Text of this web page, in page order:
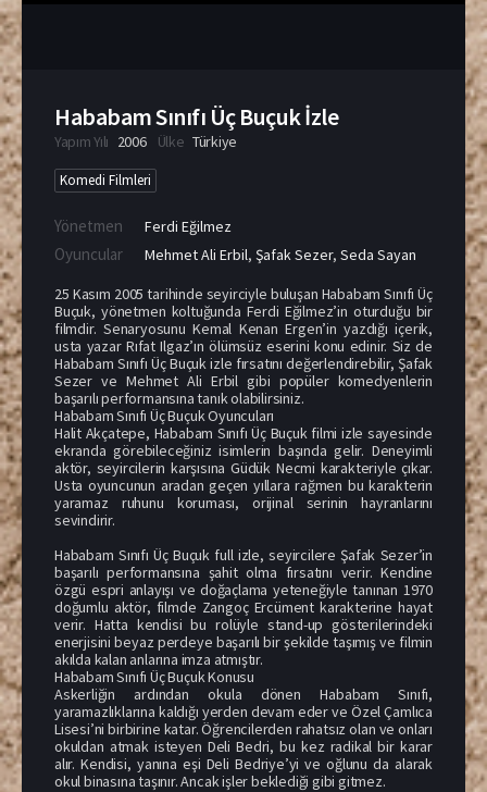
Hababam Sınıfı Üç Buçuk İzle
Yapım Yılı 2006 Ülke Türkiye
Komedi Filmleri
Yönetmen Ferdi Eğilmez
Oyuncular Mehmet Ali Erbil, Şafak Sezer, Seda Sayan
25 Kasım 2005 tarihinde seyirciyle buluşan Hababam Sınıfı Üç
Buçuk, yönetmen koltuğunda Ferdi Eğilmez’in oturduğu bir
filmdir. Senaryosunu Kemal Kenan Ergen’in yazdığı içerik,
usta yazar Rıfat Ilgaz’ın ölümsüz eserini konu edinir. Siz de
Hababam Sınıfı Üç Buçuk izle fırsatını değerlendirebilir, Şafak
Sezer ve Mehmet Ali Erbil gibi popüler komedyenlerin
başarılı performansına tanık olabilirsiniz.
Hababam Sınıfı Üç Buçuk Oyuncuları
Halit Akçatepe, Hababam Sınıfı Üç Buçuk filmi izle sayesinde
ekranda görebileceğiniz isimlerin başında gelir. Deneyimli
aktör, seyircilerin karşısına Güdük Necmi karakteriyle çıkar.
Usta oyuncunun aradan geçen yıllara rağmen bu karakterin
yaramaz ruhunu koruması, orijinal serinin hayranlarını
sevindirir.
Hababam Sınıfı Üç Buçuk full izle, seyircilere Şafak Sezer’in
başarılı performansına şahit olma fırsatını verir. Kendine
özgü espri anlayışı ve doğaçlama yeteneğiyle tanınan 1970
doğumlu aktör, filmde Zangoç Ercüment karakterine hayat
verir. Hatta kendisi bu rolüyle stand-up gösterilerindeki
enerjisini beyaz perdeye başarılı bir şekilde taşımış ve filmin
akılda kalan anlarına imza atmıştır.
Hababam Sınıfı Üç Buçuk Konusu
Askerliğin ardından okula dönen Hababam Sınıfı,
yaramazlıklarına kaldığı yerden devam eder ve Özel Çamlıca
Lisesi’ni birbirine katar. Öğrencilerden rahatsız olan ve onları
okuldan atmak isteyen Deli Bedri, bu kez radikal bir karar
alır. Kendisi, yanına eşi Deli Bedriye’yi ve oğlunu da alarak
okul binasına taşınır. Ancak işler beklediği gibi gitmez.